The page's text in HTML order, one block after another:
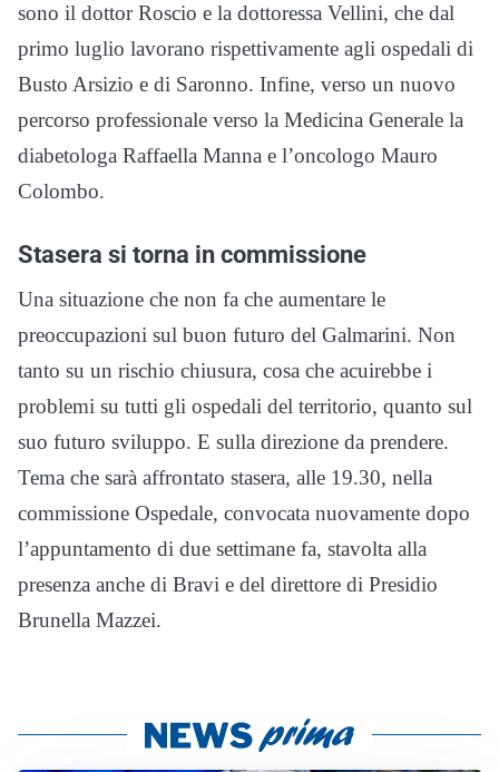
sono il dottor Roscio e la dottoressa Vellini, che dal
primo luglio lavorano rispettivamente agli ospedali di
Busto Arsizio e di Saronno. Infine, verso un nuovo
percorso professionale verso la Medicina Generale la
diabetologa Raffaella Manna e l’oncologo Mauro
Colombo.
Stasera si torna in commissione
Una situazione che non fa che aumentare le
preoccupazioni sul buon futuro del Galmarini. Non
tanto su un rischio chiusura, cosa che acuirebbe i
problemi su tutti gli ospedali del territorio, quanto sul
suo futuro sviluppo. E sulla direzione da prendere.
Tema che sarà affrontato stasera, alle 19.30, nella
commissione Ospedale, convocata nuovamente dopo
l’appuntamento di due settimane fa, stavolta alla
presenza anche di Bravi e del direttore di Presidio
Brunella Mazzei.